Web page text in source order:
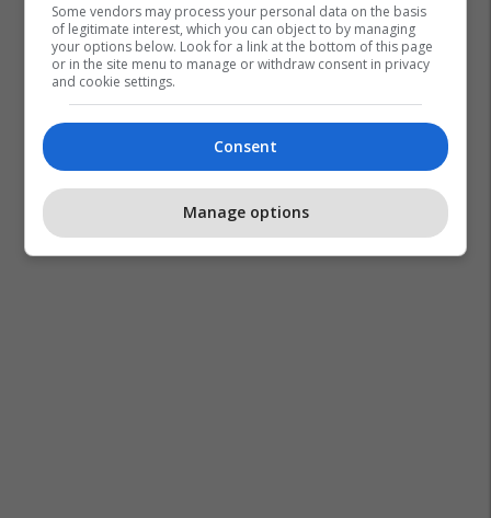
Some vendors may process your personal data on the basis
of legitimate interest, which you can object to by managing
your options below. Look for a link at the bottom of this page
or in the site menu to manage or withdraw consent in privacy
and cookie settings.
Consent
Manage options